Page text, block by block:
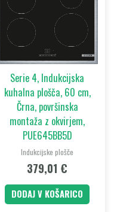
Serie 4, Indukcijska
kuhalna plošča, 60 cm,
Črna, površinska
montaža z okvirjem,
PUE645BB5D
Indukcijske plošče
379,01 €
DODAJ V KOŠARICO